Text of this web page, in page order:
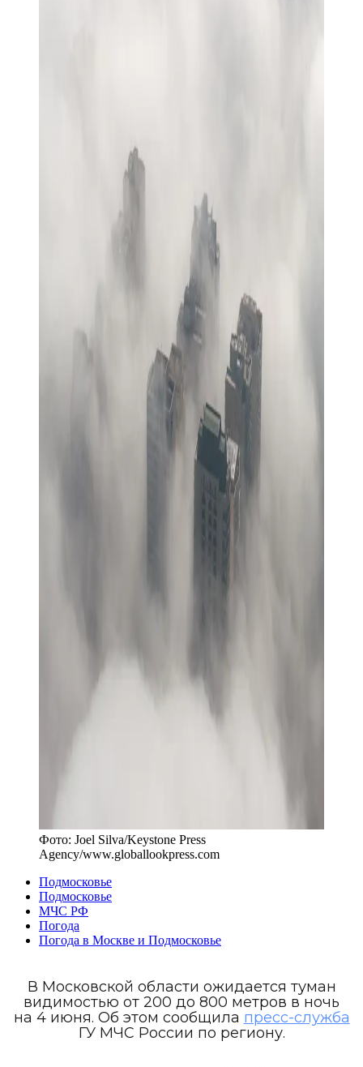
Фото: Joel Silva/Keystone Press
Agency/www.globallookpress.com
Подмосковье
Подмосковье
МЧС РФ
Погода
Погода в Москве и Подмосковье
В Московской области ожидается туман
видимостью от 200 до 800 метров в ночь
на 4 июня. Об этом сообщила пресс-служба
ГУ МЧС России по региону.